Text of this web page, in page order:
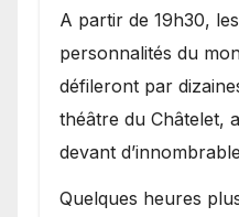
A partir de 19h30,
personnalités du
défileront par
théâtre du Châtelet,
devant
Quelques heures